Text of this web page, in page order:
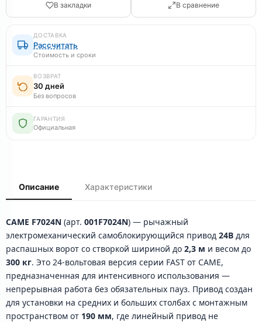
В закладки В сравнение
ДОСТАВКА
Рассчитать
Стоимость и сроки
ВОЗВРАТ
30 дней
Без вопросов
ГАРАНТИЯ
Официальная
Описание Характеристики
CAME F7024N (арт. 001F7024N) — рычажный
электромеханический самоблокирующийся привод 24В для
распашных ворот со створкой шириной до 2,3 м и весом до
300 кг. Это 24-вольтовая версия серии FAST от CAME,
предназначенная для интенсивного использования —
непрерывная работа без обязательных пауз. Привод создан
для установки на средних и больших столбах с монтажным
пространством от 190 мм, где линейный привод не